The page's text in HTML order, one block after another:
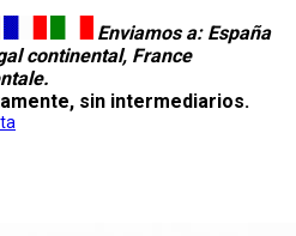
Enviamos a: España
continental, France
sin intermediarios.